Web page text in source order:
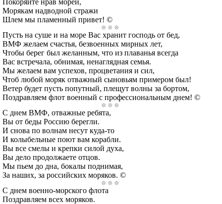
Покоряйте нрав морей,
Морякам надводной стражи
Шлем мы пламенный привет! ©
Пусть на суше и на море Вас хранит господь от бед,
ВМФ желаем счастья, безвоенных мирных лет,
Чтобы берег был желанным, что из плаванья всегда
Вас встречала, обнимая, ненаглядная семья.
Мы желаем вам успехов, процветания и сил,
Чтоб любой моряк отважный сыновьям примером был!
Ветер будет пусть попутный, плещут волны за бортом,
Поздравляем флот военный с профессиональным днем! ©
С днем ВМФ, отважные ребята,
Вы от беды Россию берегли.
И снова по волнам несут куда-то
И колыбельные поют вам корабли.
Вы все смелы и крепки силой духа,
Вы дело продолжаете отцов.
Мы пьем до дна, бокалы поднимая,
За наших, за российских моряков. ©
С днем военно-морского флота
Поздравляем всех моряков.